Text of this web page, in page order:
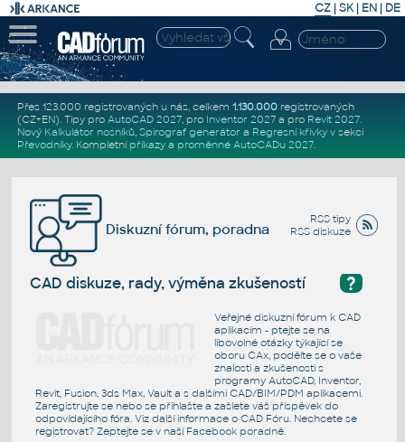
CZ | SK| EN | DE
Přes 123.000 registrovaných u nás, celkem 1.130.000registrovaných
(CZ+EN). Tipy pro AutoCAD 2027, pro Inventor 2027a pro Revit 2027.
Nový Kalkulátor nosníků, Spirograf generátor a Regresní křivkyv sekci
Převodníky. Kompletní příkazya proměnné AutoCADu 2027.
RSS tipy
RSS diskuze
Diskuzní fórum, poradna
?
CAD diskuze, rady, výměna zkušeností
Veřejné diskuzní fórum k CAD
aplikacím - ptejte se na
libovolné otázky týkající se
oboru CAx, podělte se o vaše
znalosti a zkušenosti s
programy AutoCAD, Inventor,
Revit, Fusion, 3ds Max, Vault a s dalšími CAD/BIM/PDM aplikacemi.
Zaregistrujte se nebo se přihlašte a zašlete váš příspěvek do
odpovídajícího fóra. Viz další informace o CAD Fóru. Nechcete se
registrovat? Zeptejte se v naší Facebook poradně.